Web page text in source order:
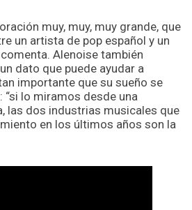
muy, muy, muy grande, que
un artista de pop español y un
Alenoise también
dato que puede ayudar a
importante que su sueño se
“si lo miramos desde una
las dos industrias musicales que
en los últimos años son la